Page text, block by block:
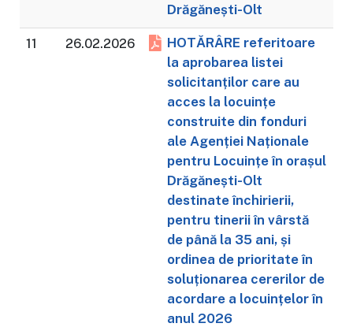
Drăgănești-Olt
11 26.02.2026
HOTĂRÂRE referitoare
la aprobarea listei
solicitanților care au
acces la locuințe
construite din fonduri
ale Agenției Naționale
pentru Locuințe în orașul
Drăgănești-Olt
destinate închirierii,
pentru tinerii în vârstă
de până la 35 ani, și
ordinea de prioritate în
soluționarea cererilor de
acordare a locuințelor în
anul 2026